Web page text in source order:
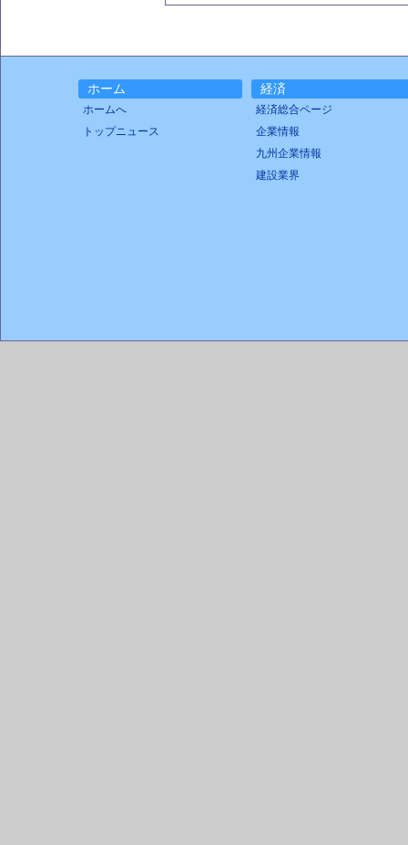
ホーム
ホームへ
トップニュース
経済
経済総合ページ
企業情報
九州企業情報
建設業界